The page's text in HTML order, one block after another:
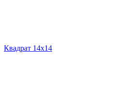
Квадрат 14х14